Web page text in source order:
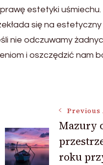
estetyki uśmiechu.
się na
nie odczuwamy
i oszczędzić nam
Mazury
roku